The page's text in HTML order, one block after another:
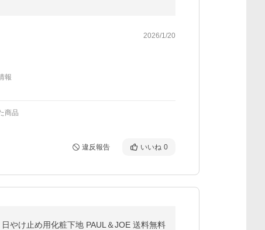
2026/1/20
報
商品
違反報告 いいね 0
やけ止め用化粧下地 PAUL＆JOE 送料無料